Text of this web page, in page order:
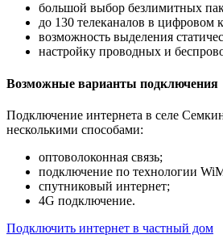
большой выбор безлимитных
до 130 телеканалов в цифровом
возможность выделения
настройку проводных и
Возможные варианты подключения
Подключение интернета в селе
несколькими способами:
оптоволоконная связь;
подключение по технологии
спутниковый интернет;
4G подключение.
Подключить интернет в частный дом